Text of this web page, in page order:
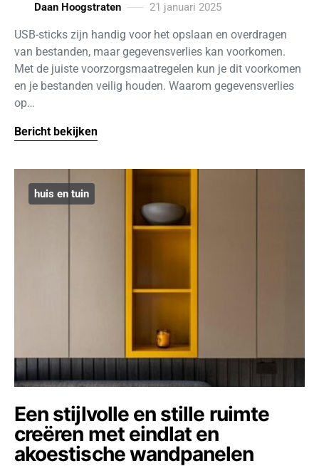
Daan Hoogstraten 21 januari 2025
USB-sticks zijn handig voor het opslaan en overdragen
van bestanden, maar gegevensverlies kan voorkomen.
Met de juiste voorzorgsmaatregelen kun je dit voorkomen
en je bestanden veilig houden. Waarom gegevensverlies
op…
Bericht bekijken
huis en tuin
Een stijlvolle en stille ruimte
creëren met eindlat en
akoestische wandpanelen